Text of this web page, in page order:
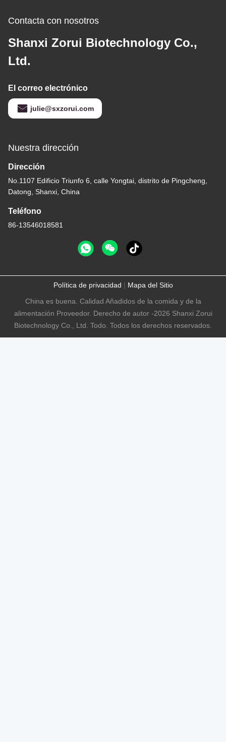
Contacta con nosotros
Shanxi Zorui Biotechnology Co.,
Ltd.
El correo electrónico
julie@sxzorui.com
Nuestra dirección
Dirección
No.1107 Edificio Triunfo 6, calle Yongtai, distrito de Pingcheng,
Datong, Shanxi, China
Teléfono
86-13546018581
Política de privacidad | Mapa del Sitio
China es buena. Calidad Añadidos de la comida y de la
alimentación Proveedor. Derecho de autor -2026 Shanxi Zorui
Biotechnology Co., Ltd. Todo. Todos los derechos reservados.